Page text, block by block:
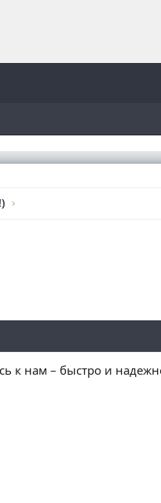
к нам – быстро и